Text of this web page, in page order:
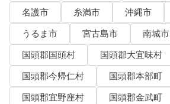
名護市
糸満市 沖縄市
うるま市
宮古島市
南城市
国頭郡国頭村
国頭郡大宜味村
国頭郡今帰仁村
国頭郡本部町
国頭郡宜野座村
国頭郡金武町